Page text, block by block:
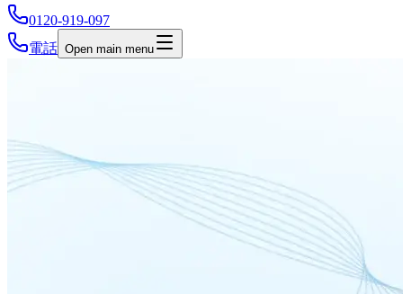
0120-919-097
電話 Open main menu